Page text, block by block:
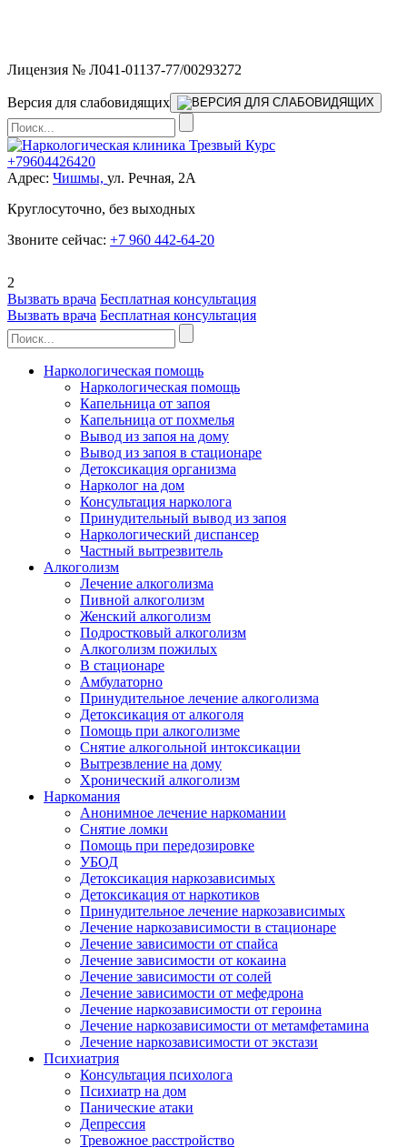
Лицензия № Л041-01137-77/00293272
Версия для слабовидящих
+79604426420
Адрес: Чишмы, ул. Речная, 2А
Круглосуточно, без выходных
Звоните сейчас: +7 960 442-64-20
2
Вызвать врача Бесплатная консультация
Вызвать врача Бесплатная консультация
Наркологическая помощь
Наркологическая помощь
Капельница от запоя
Капельница от похмелья
Вывод из запоя на дому
Вывод из запоя в стационаре
Детоксикация организма
Нарколог на дом
Консультация нарколога
Принудительный вывод из запоя
Наркологический диспансер
Частный вытрезвитель
Алкоголизм
Лечение алкоголизма
Пивной алкоголизм
Женский алкоголизм
Подростковый алкоголизм
Алкоголизм пожилых
В стационаре
Амбулаторно
Принудительное лечение алкоголизма
Детоксикация от алкоголя
Помощь при алкоголизме
Снятие алкогольной интоксикации
Вытрезвление на дому
Хронический алкоголизм
Наркомания
Анонимное лечение наркомании
Снятие ломки
Помощь при передозировке
УБОД
Детоксикация наркозависимых
Детоксикация от наркотиков
Принудительное лечение наркозависимых
Лечение наркозависимости в стационаре
Лечение зависимости от спайса
Лечение зависимости от кокаина
Лечение зависимости от солей
Лечение зависимости от мефедрона
Лечение наркозависимости от героина
Лечение наркозависимости от метамфетамина
Лечение наркозависимости от экстази
Психиатрия
Консультация психолога
Психиатр на дом
Панические атаки
Депрессия
Тревожное расстройство